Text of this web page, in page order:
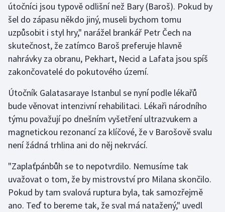
Krasobruslení
Lezení
Lyže a snowboard
Motorsport
Olympijské hry
Plavání
Plážový volejbal
útočníci jsou typově odlišní než Bary (Baroš). Pokud by
šel do zápasu někdo jiný, museli bychom tomu
uzpůsobit i styl hry," narážel brankář Petr Čech na
skutečnost, že zatímco Baroš preferuje hlavně
nahrávky za obranu, Pekhart, Necid a Lafata jsou spíš
zakončovatelé do pokutového území.
Útočník Galatasaraye Istanbul se nyní podle lékařů
bude věnovat intenzivní rehabilitaci. Lékaři národního
týmu považují po dnešním vyšetření ultrazvukem a
magnetickou rezonancí za klíčové, že v Barošově svalu
není žádná trhlina ani do něj nekrvácí.
"Zaplaťpánbůh se to nepotvrdilo. Nemusíme tak
uvažovat o tom, že by mistrovství pro Milana skončilo.
Pokud by tam svalová ruptura byla, tak samozřejmě
ano. Teď to bereme tak, že sval má natažený," uvedl